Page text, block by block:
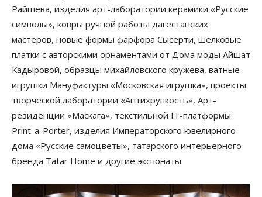
Райшева, изделия арт-лаборатории керамики «Русские
символы», ковры ручной работы дагестанских
мастеров, новые формы фарфора Сысерти, шелковые
платки с авторскими орнаментами от Дома моды Айшат
Кадыровой, образцы михайловского кружева, ватные
игрушки Мануфактуры «Московская игрушка», проекты
творческой лаборатории «Антихрупкость», Арт-
резиденции «Маскага», текстильной IT-платформы
Print-a-Porter, изделия Императорского ювелирного
дома «Русские самоцветы», татарского интерьерного
бренда Tatar Home и другие экспонаты.